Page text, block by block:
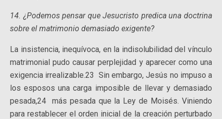
14. ¿Podemos pensar que Jesucristo predica una doctrina
sobre el matrimonio demasiado exigente?
La insistencia, inequívoca, en la indisolubilidad del vínculo
matrimonial pudo causar perplejidad y aparecer como una
exigencia irrealizable.23 Sin embargo, Jesús no impuso a
los esposos una carga imposible de llevar y demasiado
pesada,24 más pesada que la Ley de Moisés. Viniendo
para restablecer el orden inicial de la creación perturbado